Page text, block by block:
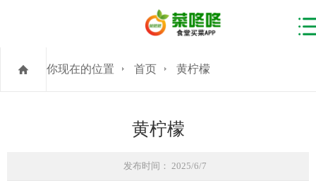
你现在的位置 首页 黄柠檬
黄柠檬
发布时间： 2025/6/7